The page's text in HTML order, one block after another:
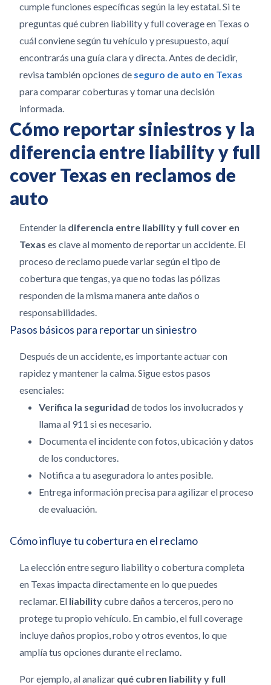
cumple funciones específicas según la ley estatal. Si te
preguntas qué cubren liability y full coverage en Texas o
cuál conviene según tu vehículo y presupuesto, aquí
encontrarás una guía clara y directa. Antes de decidir,
revisa también opciones de seguro de auto en Texas
para comparar coberturas y tomar una decisión
informada.
Cómo reportar siniestros y la
diferencia entre liability y full
cover Texas en reclamos de
auto
Entender la diferencia entre liability y full cover en
Texas es clave al momento de reportar un accidente. El
proceso de reclamo puede variar según el tipo de
cobertura que tengas, ya que no todas las pólizas
responden de la misma manera ante daños o
responsabilidades.
Pasos básicos para reportar un siniestro
Después de un accidente, es importante actuar con
rapidez y mantener la calma. Sigue estos pasos
esenciales:
Verifica la seguridad de todos los involucrados y
llama al 911 si es necesario.
Documenta el incidente con fotos, ubicación y datos
de los conductores.
Notifica a tu aseguradora lo antes posible.
Entrega información precisa para agilizar el proceso
de evaluación.
Cómo influye tu cobertura en el reclamo
La elección entre seguro liability o cobertura completa
en Texas impacta directamente en lo que puedes
reclamar. El liabilitycubre daños a terceros, pero no
protege tu propio vehículo. En cambio, el full coverage
incluye daños propios, robo y otros eventos, lo que
amplía tus opciones durante el reclamo.
Por ejemplo, al analizar qué cubren liability y full